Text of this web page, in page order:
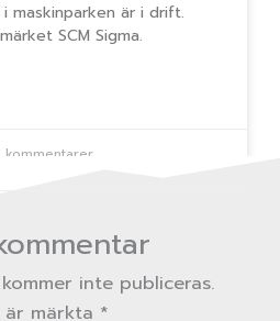
maskinparken är i drift.
SCM Sigma.
kommentarer
inte publiceras.
märkta *